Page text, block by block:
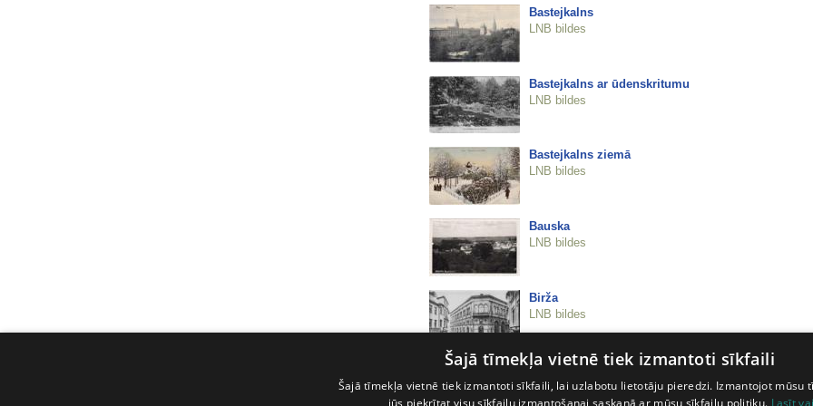
Bastejkalns
LNB bildes
Bastejkalns ar ūdenskritumu
LNB bildes
Bastejkalns ziemā
LNB bildes
Bauska
LNB bildes
Birža
LNB bildes
Birža
LNB bildes
Šajā tīmekļa vietnē tiek izmantoti sīkfaili
Šajā tīmekļa vietnē tiek izmantoti sīkfaili, lai uzlabotu lietotāju pieredzi. Izmantojot mūsu
jūs piekrītat visu sīkfailu izmantošanai saskaņā ar mūsu sīkfailu politiku. Lasīt